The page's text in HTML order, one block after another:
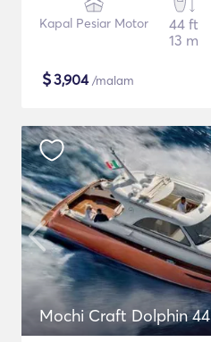
Kapal Pesiar Motor
44 ft
13 m
$3,904/malam
Mochi Craft Dolphin 44